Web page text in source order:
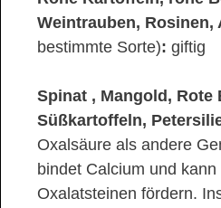
Weintrauben, Rosinen,
bestimmte Sorte): giftig
Spinat , Mangold, Rote
Süßkartoffeln,
Oxalsäure als andere
bindet Calcium und
Oxalatsteinen fördern.